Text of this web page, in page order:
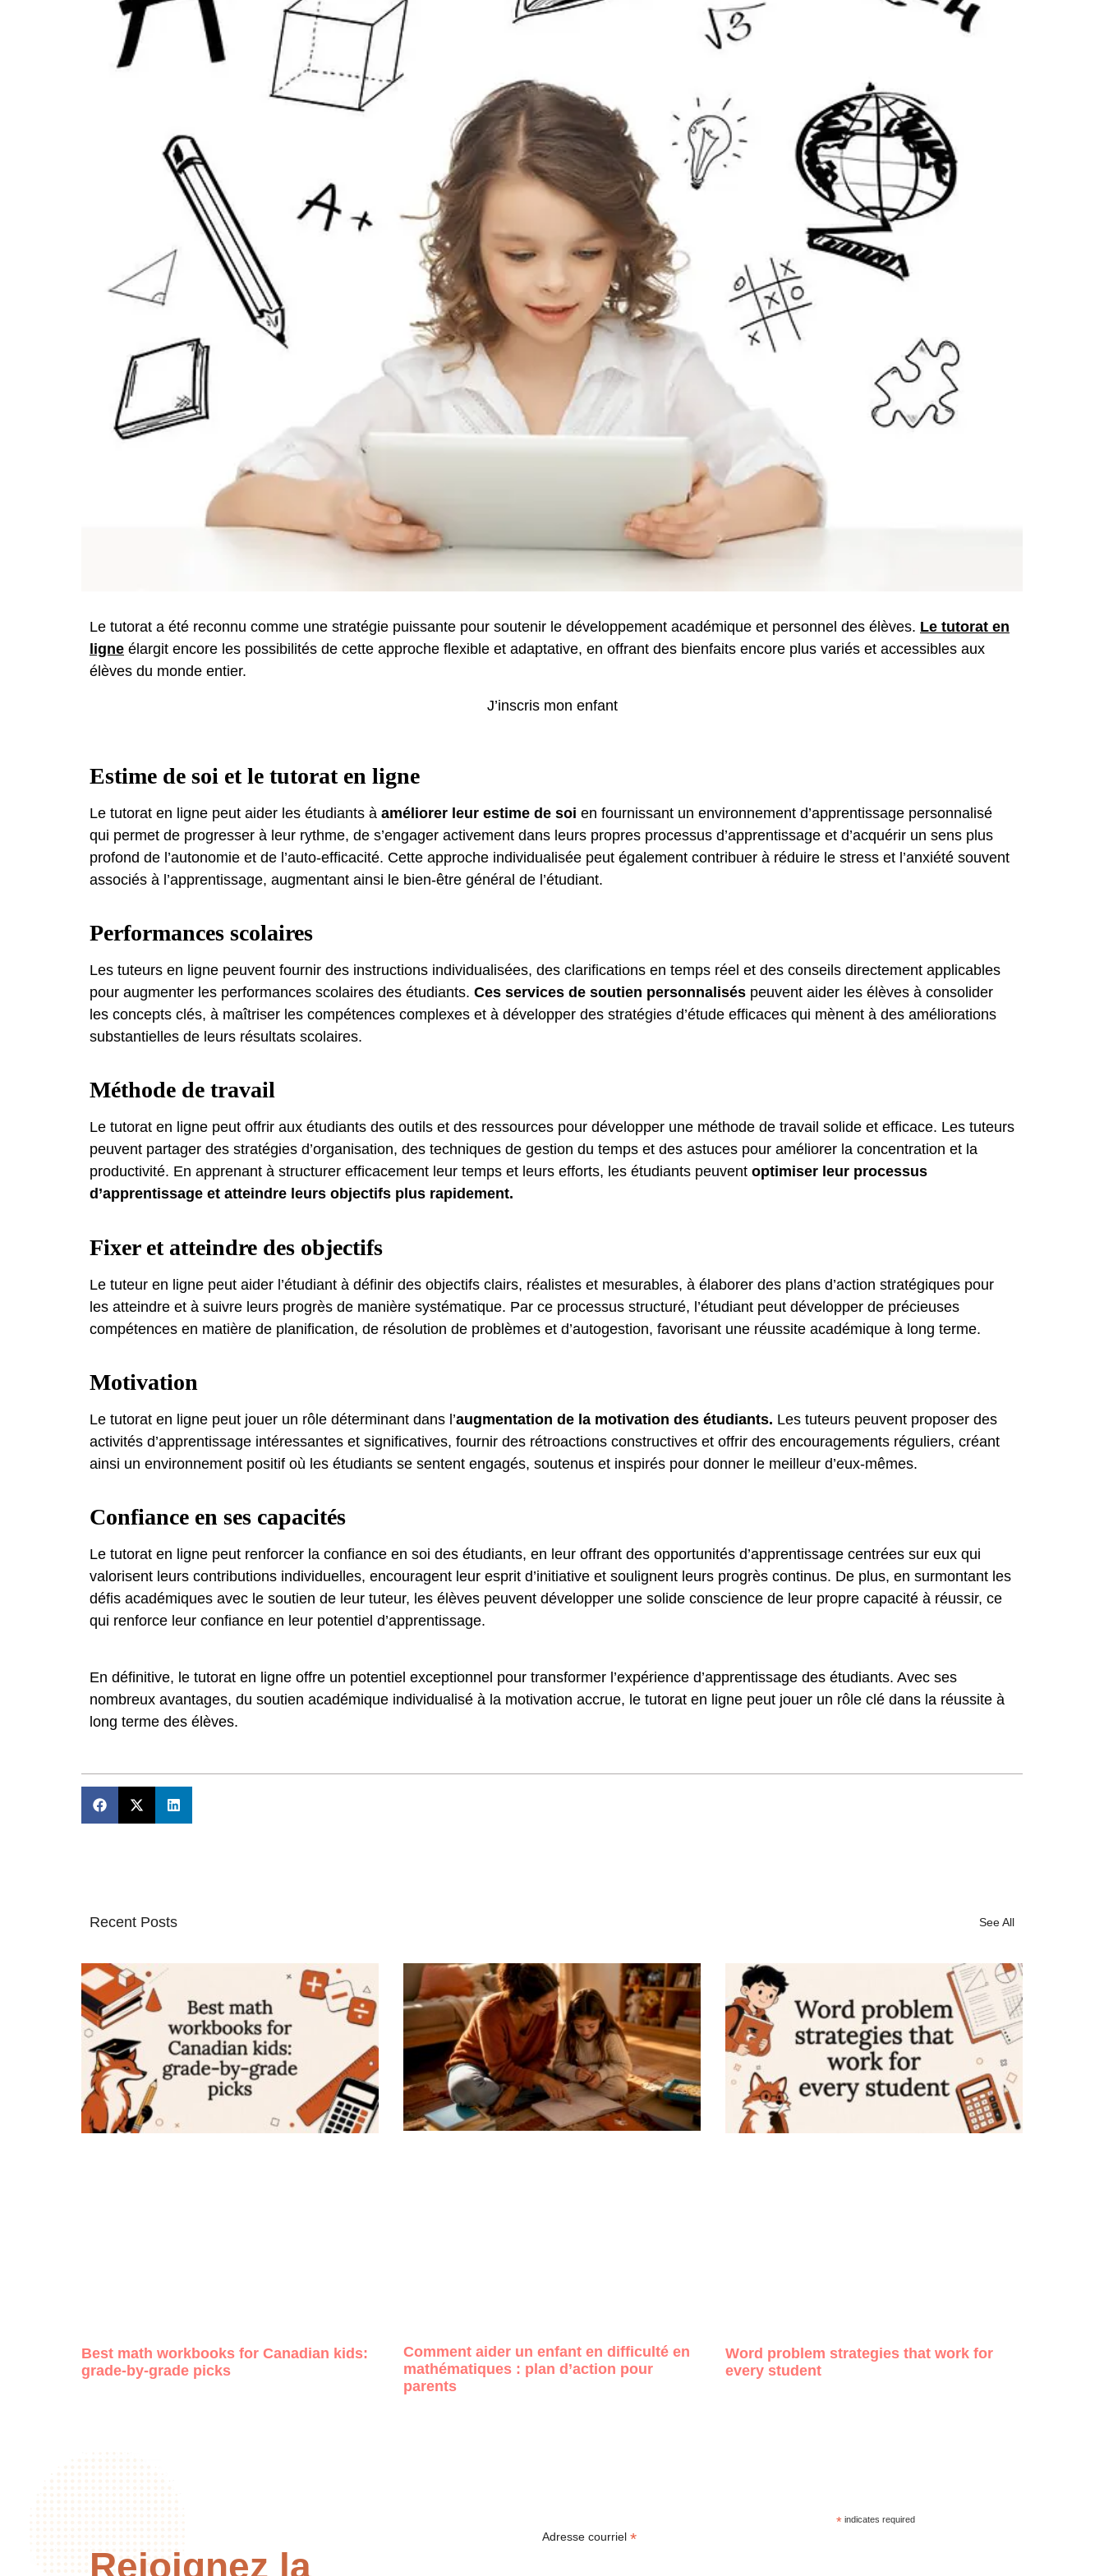
Le tutorat a été reconnu comme une stratégie puissante pour soutenir le développement académique et personnel des élèves. Le tutorat en
ligne élargit encore les possibilités de cette approche flexible et adaptative, en offrant des bienfaits encore plus variés et accessibles aux
élèves du monde entier.
J’inscris mon enfant
Estime de soi et le tutorat en ligne
Le tutorat en ligne peut aider les étudiants à améliorer leur estime de soi en fournissant un environnement d’apprentissage personnalisé
qui permet de progresser à leur rythme, de s’engager activement dans leurs propres processus d’apprentissage et d’acquérir un sens plus
profond de l’autonomie et de l’auto-efficacité. Cette approche individualisée peut également contribuer à réduire le stress et l’anxiété souvent
associés à l’apprentissage, augmentant ainsi le bien-être général de l’étudiant.
Performances scolaires
Les tuteurs en ligne peuvent fournir des instructions individualisées, des clarifications en temps réel et des conseils directement applicables
pour augmenter les performances scolaires des étudiants. Ces services de soutien personnalisés peuvent aider les élèves à consolider
les concepts clés, à maîtriser les compétences complexes et à développer des stratégies d’étude efficaces qui mènent à des améliorations
substantielles de leurs résultats scolaires.
Méthode de travail
Le tutorat en ligne peut offrir aux étudiants des outils et des ressources pour développer une méthode de travail solide et efficace. Les tuteurs
peuvent partager des stratégies d’organisation, des techniques de gestion du temps et des astuces pour améliorer la concentration et la
productivité. En apprenant à structurer efficacement leur temps et leurs efforts, les étudiants peuvent optimiser leur processus
d’apprentissage et atteindre leurs objectifs plus rapidement.
Fixer et atteindre des objectifs
Le tuteur en ligne peut aider l’étudiant à définir des objectifs clairs, réalistes et mesurables, à élaborer des plans d’action stratégiques pour
les atteindre et à suivre leurs progrès de manière systématique. Par ce processus structuré, l’étudiant peut développer de précieuses
compétences en matière de planification, de résolution de problèmes et d’autogestion, favorisant une réussite académique à long terme.
Motivation
Le tutorat en ligne peut jouer un rôle déterminant dans l’augmentation de la motivation des étudiants. Les tuteurs peuvent proposer des
activités d’apprentissage intéressantes et significatives, fournir des rétroactions constructives et offrir des encouragements réguliers, créant
ainsi un environnement positif où les étudiants se sentent engagés, soutenus et inspirés pour donner le meilleur d’eux-mêmes.
Confiance en ses capacités
Le tutorat en ligne peut renforcer la confiance en soi des étudiants, en leur offrant des opportunités d’apprentissage centrées sur eux qui
valorisent leurs contributions individuelles, encouragent leur esprit d’initiative et soulignent leurs progrès continus. De plus, en surmontant les
défis académiques avec le soutien de leur tuteur, les élèves peuvent développer une solide conscience de leur propre capacité à réussir, ce
qui renforce leur confiance en leur potentiel d’apprentissage.
En définitive, le tutorat en ligne offre un potentiel exceptionnel pour transformer l’expérience d’apprentissage des étudiants. Avec ses
nombreux avantages, du soutien académique individualisé à la motivation accrue, le tutorat en ligne peut jouer un rôle clé dans la réussite à
long terme des élèves.
Recent Posts See All
Best math workbooks for Canadian kids:
grade-by-grade picks
Comment aider un enfant en difficulté en
mathématiques : plan d’action pour
parents
Word problem strategies that work for
every student
Rejoignez la
*indicates required
Adresse courriel*